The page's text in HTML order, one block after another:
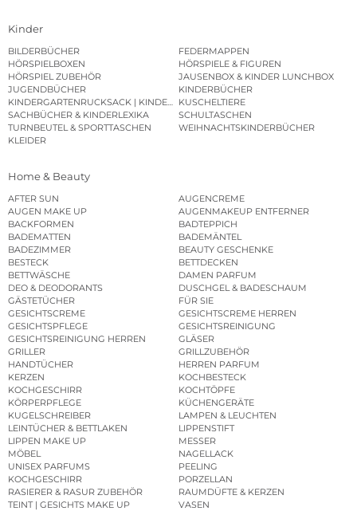
Kinder
BILDERBÜCHER
FEDERMAPPEN
HÖRSPIELBOXEN
HÖRSPIELE & FIGUREN
HÖRSPIEL ZUBEHÖR
JAUSENBOX & KINDER LUNCHBOX
JUGENDBÜCHER
KINDERBÜCHER
KINDERGARTENRUCKSACK | KINDERGARTENBEUTEL
KUSCHELTIERE
SACHBÜCHER & KINDERLEXIKA
SCHULTASCHEN
TURNBEUTEL & SPORTTASCHEN
WEIHNACHTSKINDERBÜCHER
KLEIDER
Home & Beauty
AFTER SUN
AUGENCREME
AUGEN MAKE UP
AUGENMAKEUP ENTFERNER
BACKFORMEN
BADTEPPICH
BADEMATTEN
BADEMÄNTEL
BADEZIMMER
BEAUTY GESCHENKE
BESTECK
BETTDECKEN
BETTWÄSCHE
DAMEN PARFUM
DEO & DEODORANTS
DUSCHGEL & BADESCHAUM
GÄSTETÜCHER
FÜR SIE
GESICHTSCREME
GESICHTSCREME HERREN
GESICHTSPFLEGE
GESICHTSREINIGUNG
GESICHTSREINIGUNG HERREN
GLÄSER
GRILLER
GRILLZUBEHÖR
HANDTÜCHER
HERREN PARFUM
KERZEN
KOCHBESTECK
KOCHGESCHIRR
KOCHTÖPFE
KÖRPERPFLEGE
KÜCHENGERÄTE
KUGELSCHREIBER
LAMPEN & LEUCHTEN
LEINTÜCHER & BETTLAKEN
LIPPENSTIFT
LIPPEN MAKE UP
MESSER
MÖBEL
NAGELLACK
UNISEX PARFUMS
PEELING
KOCHGESCHIRR
PORZELLAN
RASIERER & RASUR ZUBEHÖR
RAUMDÜFTE & KERZEN
TEINT | GESICHTS MAKE UP
VASEN